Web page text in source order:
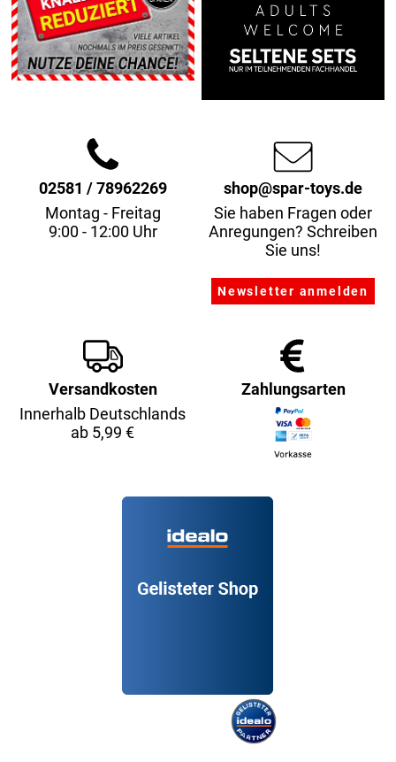
02581 / 78962269
Montag - Freitag
9:00 - 12:00 Uhr
shop@spar-toys.de
Sie haben Fragen oder
Anregungen? Schreiben
Sie uns!
Versandkosten
Innerhalb Deutschlands
ab 5,99 €
Zahlungsarten